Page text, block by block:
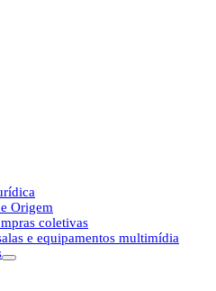
Origem
coletivas
e equipamentos multimídia